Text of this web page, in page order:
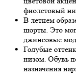
фиолетовый
В летнем
шорты. Это
джинсовые
Голубые
низом. Обувь
назначения